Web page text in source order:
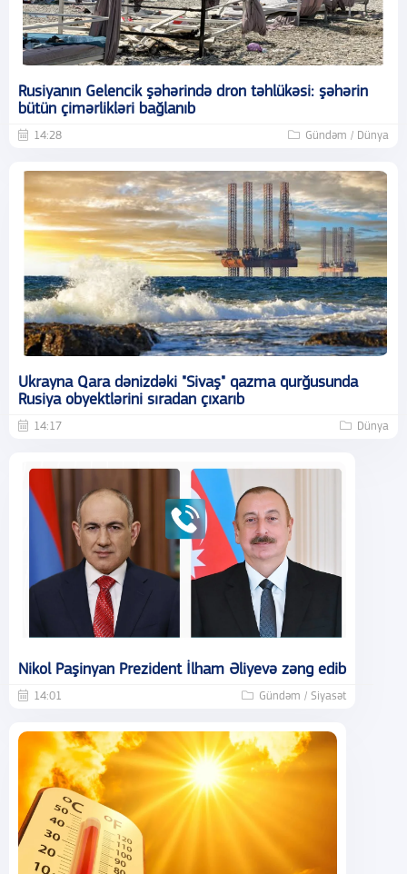
Rusiyanın Gelencik şəhərində dron təhlükəsi: şəhərin
bütün çimərlikləri bağlanıb
14:28 Gündəm / Dünya
Ukrayna Qara dənizdəki "Sivaş" qazma qurğusunda
Rusiya obyektlərini sıradan çıxarıb
14:17 Dünya
Nikol Paşinyan Prezident İlham Əliyevə zəng edib
14:01 Gündəm / Siyasət